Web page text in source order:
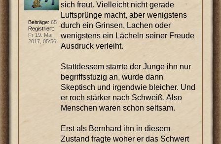
sich freut. Vielleicht nicht gerade
Luftsprünge macht, aber wenigstens
durch ein Grinsen, Lachen oder
wenigstens ein Lächeln seiner Freude
Ausdruck verleiht.
Stattdessem starrte der Junge ihn nur
begriffsstuzig an, wurde dann
Skeptisch und irgendwie bleicher. Und
er roch stärker nach Schweiß. Also
Menschen waren schon seltsam.
Erst als Bernhard ihn in diesem
Zustand fragte woher er das Schwert
Beiträge: 65
Registriert:
Fr 19. Mai
2017, 05:56